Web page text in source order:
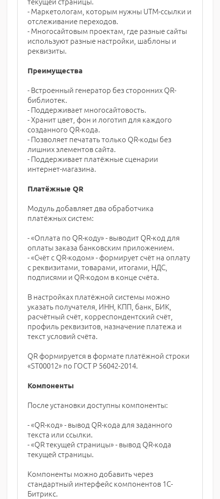
- Маркетологам, которым нужны UTM-ссылки и
отслеживание переходов.
- Многосайтовым проектам, где разные сайты
используют разные настройки, шаблоны и
реквизиты.
Преимущества
- Встроенный генератор без сторонних QR-
библиотек.
- Поддерживает многосайтовость.
- Хранит цвет, фон и логотип для каждого
созданного QR-кода.
- Позволяет печатать только QR-коды без
лишних элементов сайта.
- Поддерживает платёжные сценарии
интернет-магазина.
Платёжные QR
Модуль добавляет два обработчика
платёжных систем:
- «Оплата по QR-коду» - выводит QR-код для
оплаты заказа банковским приложением.
- «Счёт с QR-кодом» - формирует счёт на оплату
с реквизитами, товарами, итогами, НДС,
подписями и QR-кодом в конце счёта.
В настройках платёжной системы можно
указать получателя, ИНН, КПП, банк, БИК,
расчётный счёт, корреспондентский счёт,
профиль реквизитов, назначение платежа и
текст условий счёта.
QR формируется в формате платёжной строки
«ST00012» по ГОСТ Р 56042-2014.
Компоненты
После установки доступны компоненты:
- «QR-код» - вывод QR-кода для заданного
текста или ссылки.
- «QR текущей страницы» - вывод QR-кода
текущей страницы.
Компоненты можно добавить через
стандартный интерфейс компонентов 1С-
Битрикс.